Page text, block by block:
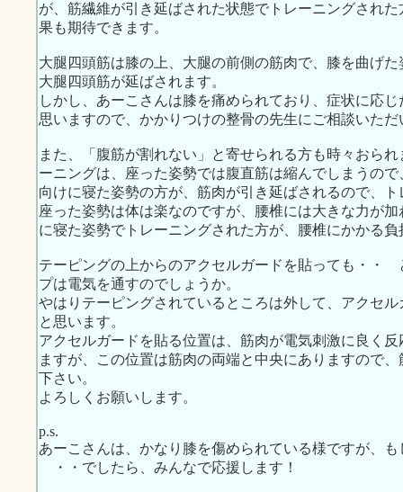
が、筋繊維が引き延ばされた状態でトレーニングされ
果も期待できます。
大腿四頭筋は膝の上、大腿の前側の筋肉で、膝を曲げ
大腿四頭筋が延ばされます。
しかし、あーこさんは膝を痛められており、症状に応
思いますので、かかりつけの整骨の先生にご相談いた
また、「腹筋が割れない」と寄せられる方も時々おら
ーニングは、座った姿勢では腹直筋は縮んでしまうの
向けに寝た姿勢の方が、筋肉が引き延ばされるので、
座った姿勢は体は楽なのですが、腰椎には大きな力が
に寝た姿勢でトレーニングされた方が、腰椎にかかる
テーピングの上からのアクセルガードを貼っても・・
プは電気を通すのでしょうか。
やはりテーピングされているところは外して、アクセ
と思います。
アクセルガードを貼る位置は、筋肉が電気刺激に良く
ますが、この位置は筋肉の両端と中央にありますので
下さい。
よろしくお願いします。
p.s.
あーこさんは、かなり膝を傷められている様ですが、
・・でしたら、みんなで応援します！